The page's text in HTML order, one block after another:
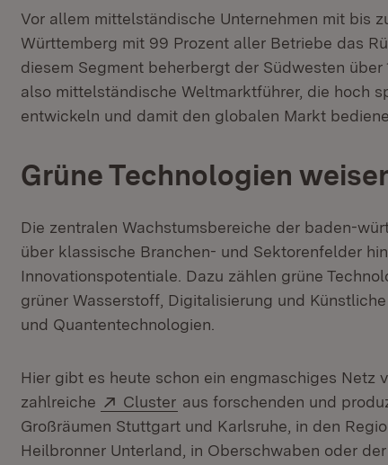
Vor allem mittelständische Unternehmen mit bis
Württemberg mit 99 Prozent aller Betriebe das
diesem Segment beherbergt der Südwesten
also mittelständische Weltmarktführer, die hoch
entwickeln und damit den globalen Markt
Grüne Technologien
Die zentralen Wachstumsbereiche der baden-
über klassische Branchen- und Sektorenfelder
Innovationspotentiale. Dazu zählen grüne
grüner Wasserstoff, Digitalisierung und
und Quantentechnologien.
Hier gibt es heute schon ein engmaschiges Netz
zahlreiche
Extern:
Cluster (Öffnet in neuem Fenster)
aus forschenden und
Großräumen Stuttgart und Karlsruhe, in den
Heilbronner Unterland, in Oberschwaben oder der